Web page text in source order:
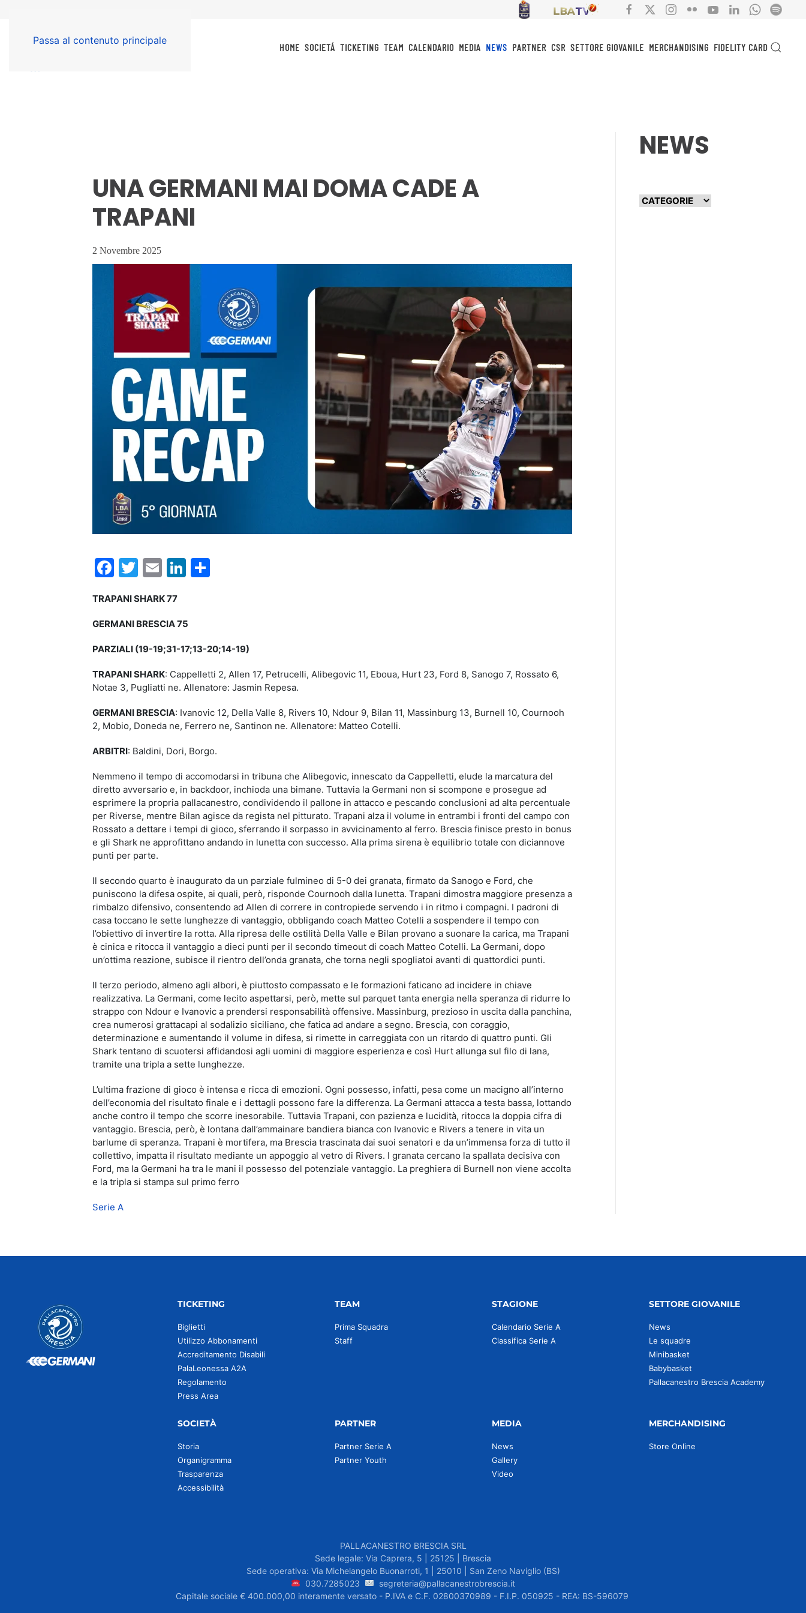
Passa al contenuto principale
HOME SOCIETÁ TICKETING TEAM CALENDARIO MEDIA NEWS PARTNER CSR SETTORE GIOVANILE MERCHANDISING FIDELITY CARD
UNA GERMANI MAI DOMA CADE A
TRAPANI
2 Novembre 2025
Facebook
Twitter
EmailLinkedIn
TRAPANI SHARK 77
GERMANI BRESCIA 75
PARZIALI (19-19;31-17;13-20;14-19)
TRAPANI SHARK: Cappelletti 2, Allen 17, Petrucelli, Alibegovic 11, Eboua, Hurt 23, Ford 8, Sanogo 7, Rossato 6,
Notae 3, Pugliatti ne. Allenatore: Jasmin Repesa.
GERMANI BRESCIA: Ivanovic 12, Della Valle 8, Rivers 10, Ndour 9, Bilan 11, Massinburg 13, Burnell 10, Cournooh
2, Mobio, Doneda ne, Ferrero ne, Santinon ne. Allenatore: Matteo Cotelli.
ARBITRI: Baldini, Dori, Borgo.
Nemmeno il tempo di accomodarsi in tribuna che Alibegovic, innescato da Cappelletti, elude la marcatura del
diretto avversario e, in backdoor, inchioda una bimane. Tuttavia la Germani non si scompone e prosegue ad
esprimere la propria pallacanestro, condividendo il pallone in attacco e pescando conclusioni ad alta percentuale
per Riverse, mentre Bilan agisce da regista nel pitturato. Trapani alza il volume in entrambi i fronti del campo con
Rossato a dettare i tempi di gioco, sferrando il sorpasso in avvicinamento al ferro. Brescia finisce presto in bonus
e gli Shark ne approfittano andando in lunetta con successo. Alla prima sirena è equilibrio totale con diciannove
punti per parte.
Il secondo quarto è inaugurato da un parziale fulmineo di 5-0 dei granata, firmato da Sanogo e Ford, che
puniscono la difesa ospite, ai quali, però, risponde Cournooh dalla lunetta. Trapani dimostra maggiore presenza a
rimbalzo difensivo, consentendo ad Allen di correre in contropiede servendo i in ritmo i compagni. I padroni di
casa toccano le sette lunghezze di vantaggio, obbligando coach Matteo Cotelli a sospendere il tempo con
l’obiettivo di invertire la rotta. Alla ripresa delle ostilità Della Valle e Bilan provano a suonare la carica, ma Trapani
è cinica e ritocca il vantaggio a dieci punti per il secondo timeout di coach Matteo Cotelli. La Germani, dopo
un’ottima reazione, subisce il rientro dell’onda granata, che torna negli spogliatoi avanti di quattordici punti.
Il terzo periodo, almeno agli albori, è piuttosto compassato e le formazioni faticano ad incidere in chiave
realizzativa. La Germani, come lecito aspettarsi, però, mette sul parquet tanta energia nella speranza di ridurre lo
strappo con Ndour e Ivanovic a prendersi responsabilità offensive. Massinburg, prezioso in uscita dalla panchina,
crea numerosi grattacapi al sodalizio siciliano, che fatica ad andare a segno. Brescia, con coraggio,
determinazione e aumentando il volume in difesa, si rimette in carreggiata con un ritardo di quattro punti. Gli
Shark tentano di scuotersi affidandosi agli uomini di maggiore esperienza e così Hurt allunga sul filo di lana,
tramite una tripla a sette lunghezze.
L’ultima frazione di gioco è intensa e ricca di emozioni. Ogni possesso, infatti, pesa come un macigno all’interno
dell’economia del risultato finale e i dettagli possono fare la differenza. La Germani attacca a testa bassa, lottando
anche contro il tempo che scorre inesorabile. Tuttavia Trapani, con pazienza e lucidità, ritocca la doppia cifra di
vantaggio. Brescia, però, è lontana dall’ammainare bandiera bianca con Ivanovic e Rivers a tenere in vita un
barlume di speranza. Trapani è mortifera, ma Brescia trascinata dai suoi senatori e da un’immensa forza di tutto il
collettivo, impatta il risultato mediante un appoggio al vetro di Rivers. I granata cercano la spallata decisiva con
Ford, ma la Germani ha tra le mani il possesso del potenziale vantaggio. La preghiera di Burnell non viene accolta
e la tripla si stampa sul primo ferro
Serie A
NEWS
TICKETING
Biglietti
Utilizzo Abbonamenti
Accreditamento Disabili
PalaLeonessa A2A
Regolamento
Press Area
TEAM
Prima Squadra
Staff
STAGIONE
Calendario Serie A
Classifica Serie A
SETTORE GIOVANILE
News
Le squadre
Minibasket
Babybasket
Pallacanestro Brescia Academy
SOCIETÀ
Storia
Organigramma
Trasparenza
Accessibilità
PARTNER
Partner Serie A
Partner Youth
MEDIA
News
Gallery
Video
MERCHANDISING
Store Online
PALLACANESTRO BRESCIA SRL
Sede legale: Via Caprera, 5 | 25125 | Brescia
Sede operativa: Via Michelangelo Buonarroti, 1 | 25010 | San Zeno Naviglio (BS)
030.7285023
segreteria@pallacanestrobrescia.it
Capitale sociale € 400.000,00 interamente versato - P.IVA e C.F. 02800370989 - F.I.P. 050925 - REA: BS-596079